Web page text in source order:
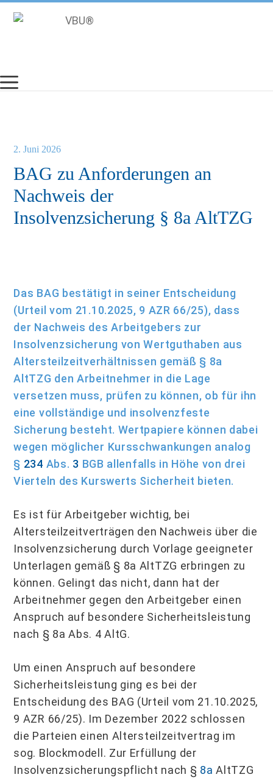
Inhalt
BAG zu Anforderungen an
Nachweis der
Insolvenzsicherung § 8a AltTZG
2. Juni 2026
Das BAG bestätigt in seiner Entscheidung
(Urteil vom 21.10.2025, 9 AZR 66/25), dass
der Nachweis des Arbeitgebers zur
Insolvenzsicherung von Wertguthaben aus
Alters­teilzeitverhältnissen gemäß § 8a
AltTZG den Arbeitnehmer in die Lage
versetzen muss, prüfen zu können, ob für ihn
eine vollständige und insolvenzfeste
Sicherung besteht. Wertpapiere können dabei
wegen möglicher Kursschwankungen analog
§ 234 Abs. 3 BGB allenfalls in Höhe von drei
Vierteln des Kurswerts Sicherheit bieten.
Es ist für Arbeitgeber wichtig, bei
Altersteilzeitverträgen den Nachweis über die
Insol­venzsicherung durch Vorlage geeigneter
Unterlagen gemäß § 8a AltTZG erbringen zu
können. Gelingt das nicht, dann hat der
Arbeitnehmer gegen den Arbeitgeber einen
Anspruch auf besondere Sicherheitsleistung
nach § 8a Abs. 4 AltG.
Um einen Anspruch auf besondere
Sicherheitsleistung ging es bei der
Entscheidung des BAG (Urteil vom 21.10.2025,
9 AZR 66/25). Im Dezember 2022 schlossen
die Par­teien einen Altersteilzeitvertrag im
sog. Blockmodell. Zur Erfüllung der
Insolvenzsiche­rungspflicht nach § 8a AltTZG